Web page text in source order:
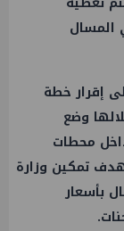
المسال
إقرار خطة
يتم من خلالها وضع
محطات
تمكين وزارة
بأسعار